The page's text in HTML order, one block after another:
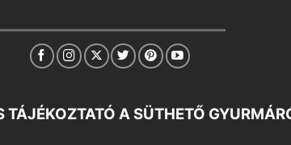
TÁJÉKOZTATÓ A SÜTHETŐ